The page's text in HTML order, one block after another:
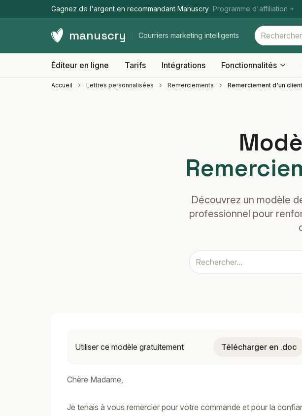
Gagnez de l'argent en recommandant Manuscry Programme d'affiliation
manuscry Courriers marketing intelligents
Éditeur en ligne Tarifs Intégrations Fonctionnalités
Accueil Lettres personnalisées Remerciements Remerciement d'un client
Découvrez un modèle
professionnel pour
Utiliser ce modèle gratuitement Télécharger en .doc
Chère Madame,
Je tenais à vous remercier pour votre commande et pour la